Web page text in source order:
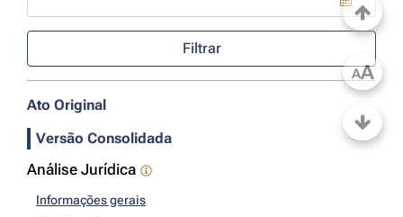
Use a tecla de seta para baixo para abrir o calendário; Use as
Filtrar
Ato Original
Versão Consolidada
Análise Jurídica
Informações gerais
AA